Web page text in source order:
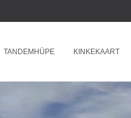
TANDEMHÜPE KINKEKAART